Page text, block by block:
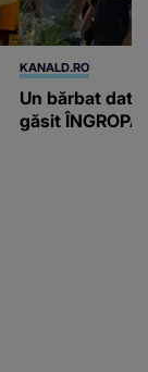
KANALD.RO
Un bărbat dat
găsit